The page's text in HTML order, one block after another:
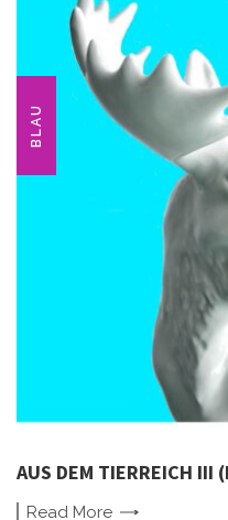
BLAU
AUS DEM TIERREICH III
Read More